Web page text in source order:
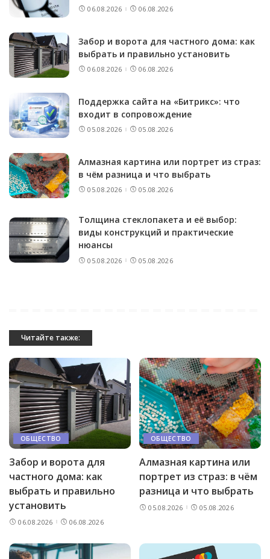
06.08.2026 06.08.2026
Забор и ворота для частного дома: как
выбрать и правильно установить
06.08.2026 06.08.2026
Поддержка сайта на «Битрикс»: что
входит в сопровождение
05.08.2026 05.08.2026
Алмазная картина или портрет из страз:
в чём разница и что выбрать
05.08.2026 05.08.2026
Толщина стеклопакета и её выбор:
виды конструкций и практические
нюансы
05.08.2026 05.08.2026
Читайте также:
ОБЩЕСТВО
Забор и ворота для
частного дома: как
выбрать и правильно
установить
06.08.2026 06.08.2026
ОБЩЕСТВО
Алмазная картина или
портрет из страз: в чём
разница и что выбрать
05.08.2026 05.08.2026